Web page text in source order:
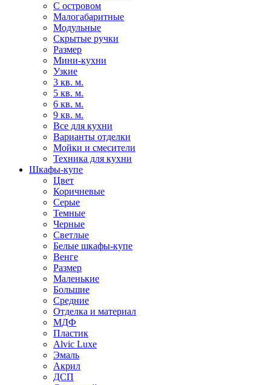
С островом
Малогабаритные
Модульные
Скрытые ручки
Размер
Мини-кухни
Узкие
3 кв. м.
5 кв. м.
6 кв. м.
9 кв. м.
Все для кухни
Варианты отделки
Мойки и смесители
Техника для кухни
Шкафы-купе
Цвет
Коричневые
Серые
Темные
Черные
Светлые
Белые шкафы-купе
Венге
Размер
Маленькие
Большие
Средние
Отделка и материал
МДФ
Пластик
Alvic Luxe
Эмаль
Акрил
ДСП